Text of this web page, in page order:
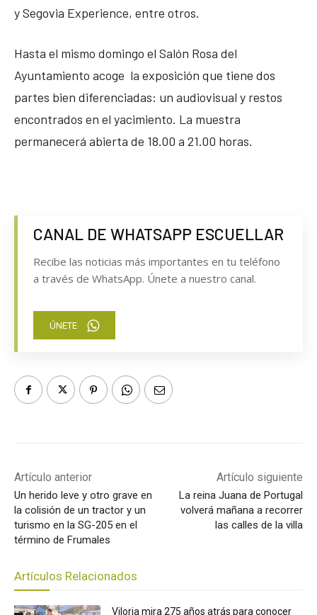
y Segovia Experience, entre otros.
Hasta el mismo domingo el Salón Rosa del
Ayuntamiento acoge la exposición que tiene dos
partes bien diferenciadas: un audiovisual y restos
encontrados en el yacimiento. La muestra
permanecerá abierta de 18.00 a 21.00 horas.
CANAL DE WHATSAPP ESCUELLAR
Recibe las noticias más importantes en tu teléfono
a través de WhatsApp. Únete a nuestro canal.
ÚNETE
Artículo anterior
Un herido leve y otro grave en
la colisión de un tractor y un
turismo en la SG-205 en el
término de Frumales
Artículo siguiente
La reina Juana de Portugal
volverá mañana a recorrer
las calles de la villa
Artículos Relacionados
Viloria mira 275 años atrás para conocer